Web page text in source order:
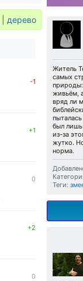
Житель
самых
природы:
живьём,
вряд ли
был
из-за
жутко.
норма.
Теги:
дерево
-1
+1
0
+2
0